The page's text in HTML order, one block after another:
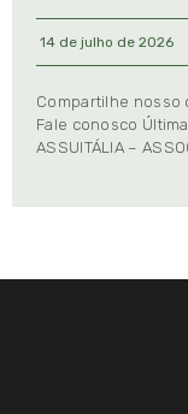
14 de julho de 2026
Compartilhe nosso
Fale conosco
ASSUITÁLIA –